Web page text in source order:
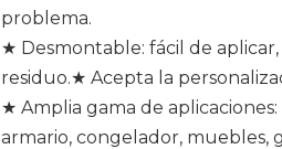
problema.
★ Desmontable: fácil de
residuo.★ Acepta la
★ Amplia gama de
armario, congelador, muebles,